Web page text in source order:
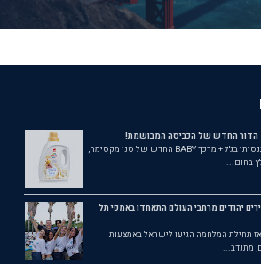
ניסיתי – והתאהבתי!לאחר שהתנסיתי בג'ל + מרכך BABY החדש של סנו מקסימה,
בחום...
של הקיץ": 1,700 צעירים יהודים מרחבי העולם התאחדו באמפי תל
מאז תחילת המלחמה הגיעו לישראל באמצעות